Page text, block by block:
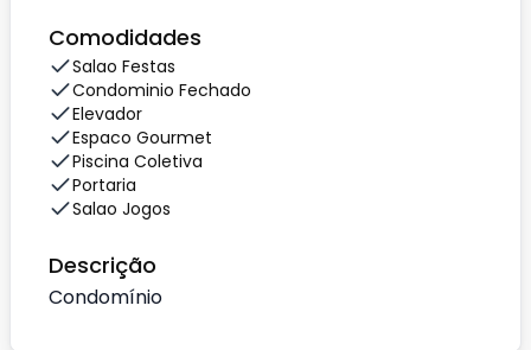
Comodidades
Salao Festas
Condominio Fechado
Elevador
Espaco Gourmet
Piscina Coletiva
Portaria
Salao Jogos
Descrição
Condomínio